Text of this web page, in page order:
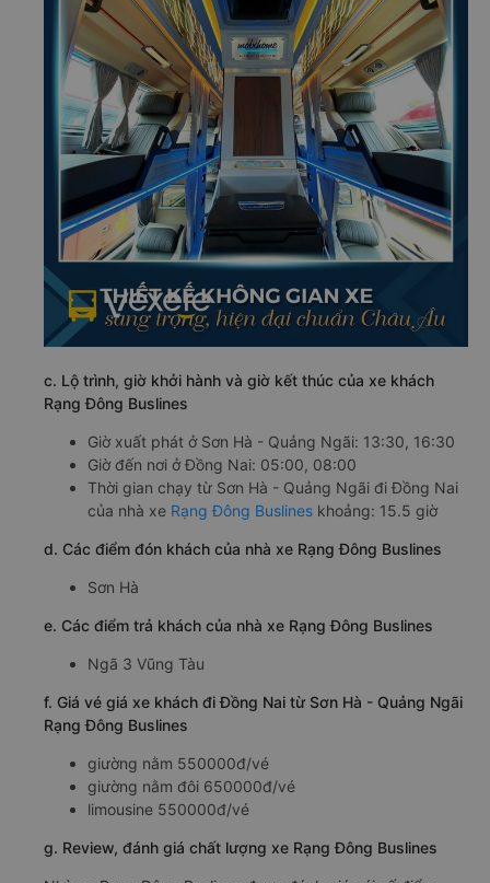
c. Lộ trình, giờ khởi hành và giờ kết thúc của xe khách
Rạng Đông Buslines
Giờ xuất phát ở Sơn Hà - Quảng Ngãi: 13:30, 16:30
Giờ đến nơi ở Đồng Nai: 05:00, 08:00
Thời gian chạy từ Sơn Hà - Quảng Ngãi đi Đồng Nai
của nhà xe Rạng Đông Buslines khoảng: 15.5 giờ
d. Các điểm đón khách của nhà xe Rạng Đông Buslines
Sơn Hà
e. Các điểm trả khách của nhà xe Rạng Đông Buslines
Ngã 3 Vũng Tàu
f. Giá vé giá xe khách đi Đồng Nai từ Sơn Hà - Quảng Ngãi
Rạng Đông Buslines
giường nằm 550000đ/vé
giường nằm đôi 650000đ/vé
limousine 550000đ/vé
g. Review, đánh giá chất lượng xe Rạng Đông Buslines